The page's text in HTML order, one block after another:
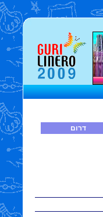
דרום